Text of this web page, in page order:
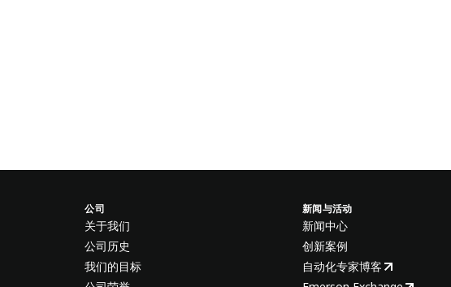
公司
关于我们
公司历史
我们的目标
新闻与活动
新闻中心
创新案例
自动化专家博客